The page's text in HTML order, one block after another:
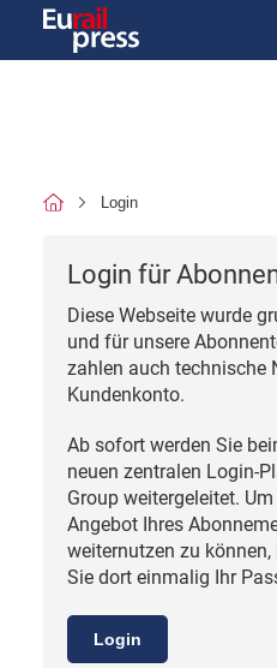
Login
Login für
Diese Webseite wurde
und für unsere
zahlen auch technische
Kundenkonto.
Ab sofort werden Sie
neuen zentralen Login-
Group weitergeleitet.
Angebot Ihres
weiternutzen zu
Sie dort einmalig Ihr
Login